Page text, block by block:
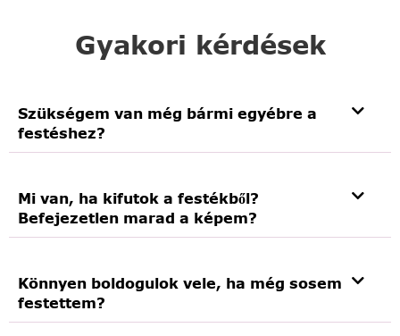
Gyakori kérdések
Szükségem van még bármi egyébre a
festéshez?
Mi van, ha kifutok a festékből?
Befejezetlen marad a képem?
Könnyen boldogulok vele, ha még sosem
festettem?